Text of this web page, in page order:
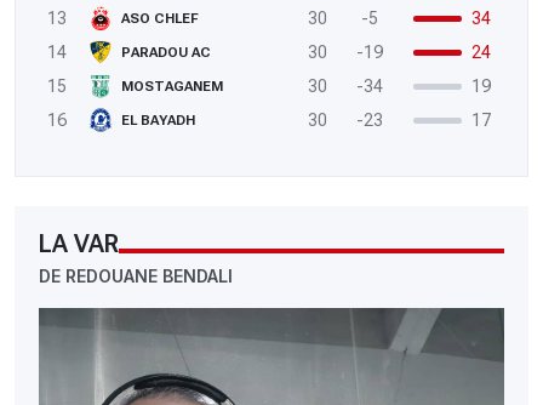
13
ASO CHLEF 30 -5
34
14
PARADOU AC 30 -19
24
15
MOSTAGANEM 30 -34
19
16
EL BAYADH 30 -23 17
LA VAR
DE REDOUANE BENDALI